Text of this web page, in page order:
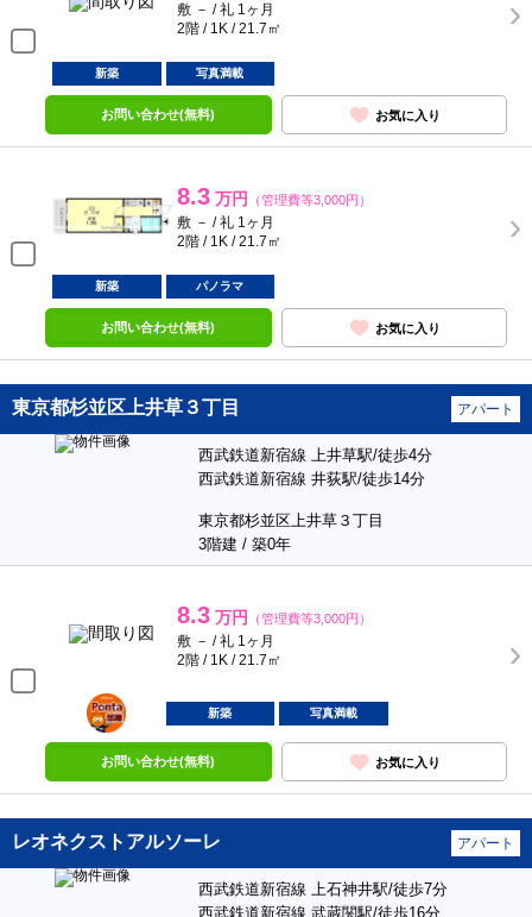
敷 － / 礼 1ヶ月
2階 / 1K / 21.7㎡
新築 写真満載
お問い合わせ(無料) お気に入り
8.3 万円 （管理費等3,000円）
敷 － / 礼 1ヶ月
2階 / 1K / 21.7㎡
新築 パノラマ
お問い合わせ(無料) お気に入り
東京都杉並区上井草３丁目 アパート
西武鉄道新宿線 上井草駅/徒歩4分
西武鉄道新宿線 井荻駅/徒歩14分
東京都杉並区上井草３丁目
3階建 / 築0年
8.3 万円 （管理費等3,000円）
敷 － / 礼 1ヶ月
2階 / 1K / 21.7㎡
ポンタ
部屋
新築 写真満載
お問い合わせ(無料) お気に入り
レオネクストアルソーレ アパート
西武鉄道新宿線 上石神井駅/徒歩7分
西武鉄道新宿線 武蔵関駅/徒歩16分